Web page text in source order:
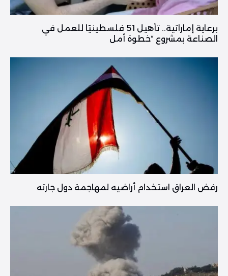
برعاية إماراتية.. تأهيل 51 فلسطينيًا للعمل في
الصناعة بمشروع “خطوة أمل
رفض العراق استخدام أراضيه لمهاجمة دول جارته